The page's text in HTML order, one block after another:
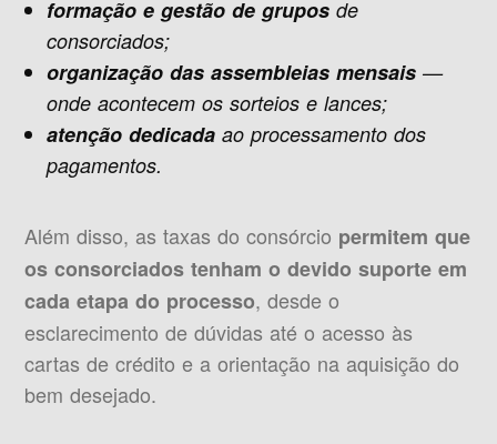
formação e gestão de gruposde
consorciados;
organização das assembleias mensais —
onde acontecem os sorteios e lances;
atenção dedicadaao processamento dos
pagamentos.
Além disso, as taxas do consórcio permitem que
os consorciados tenham o devido suporte em
cada etapa do processo, desde o
esclarecimento de dúvidas até o acesso às
cartas de crédito e a orientação na aquisição do
bem desejado.